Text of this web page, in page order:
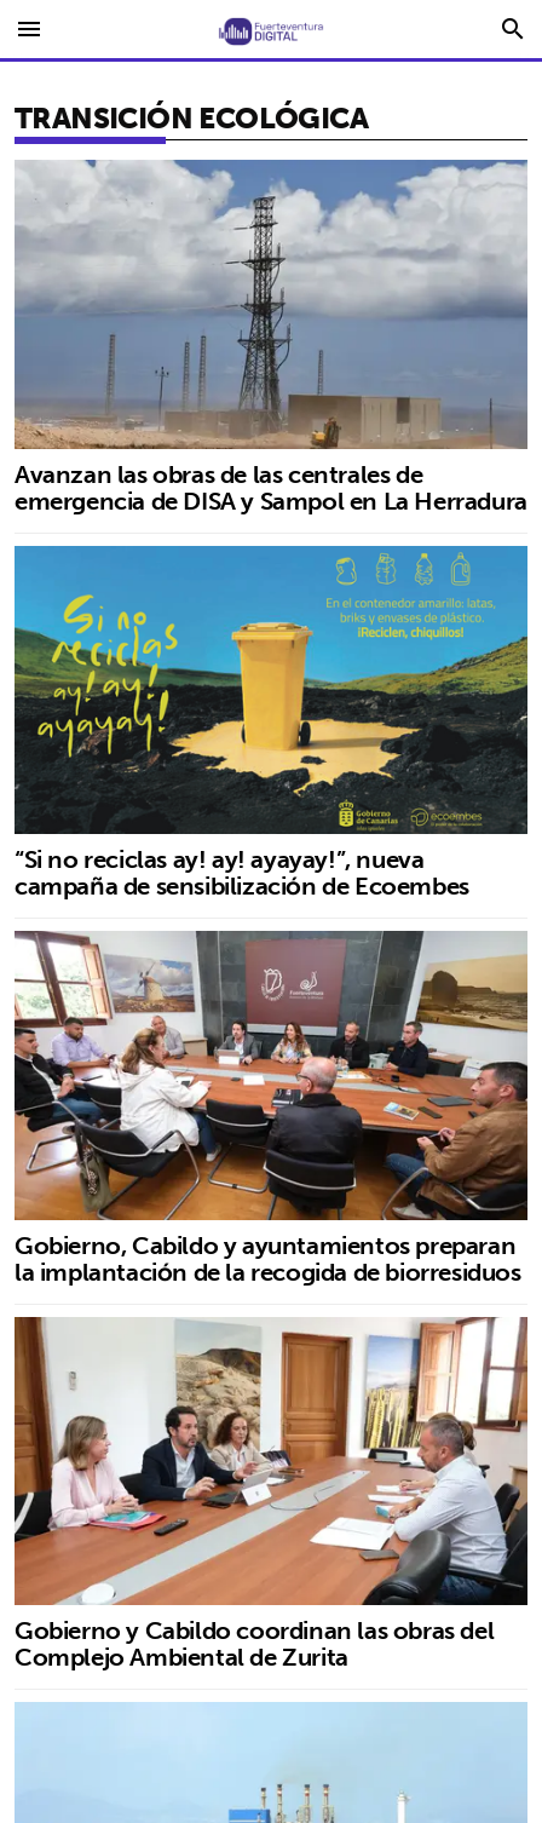
menu search
TRANSICIÓN ECOLÓGICA
Avanzan las obras de las centrales de
emergencia de DISA y Sampol en La Herradura
“Si no reciclas ay! ay! ayayay!”, nueva
campaña de sensibilización de Ecoembes
Gobierno, Cabildo y ayuntamientos preparan
la implantación de la recogida de biorresiduos
Gobierno y Cabildo coordinan las obras del
Complejo Ambiental de Zurita